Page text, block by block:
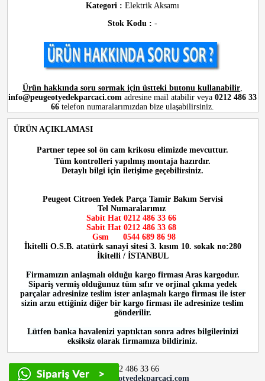
Kategori : Elektrik Aksamı
Stok Kodu : -
Ürün hakkında soru sormak için üstteki butonu kullanabilir
info@peugeotyedekparcaci.com adresine mail atabilir veya 0212 486 33
66 telefon numaralarımızdan bize ulaşabilirsiniz.
ÜRÜN AÇIKLAMASI
Partner tepee sol ön cam krikosu elimizde mevcuttur.
Tüm kontrolleri yapılmış montaja hazırdır.
Detaylı bilgi için iletişime geçebilirsiniz.
Peugeot Citroen Yedek Parça Tamir Bakım Servisi
Tel Numaralarımız
Sabit Hat 0212 486 33 66
Sabit Hat 0212 486 33 68
Gsm 0544 689 86 98
İkitelli O.S.B. atatürk sanayi sitesi 3. kısım 10. sokak no:280
İkitelli / İSTANBUL
Firmamızın anlaşmalı olduğu kargo firması Aras kargodur.
Sipariş vermiş olduğunuz tüm sıfır ve orjinal çıkma yedek
parçalar adresinize teslim ister anlaşmalı kargo firması ile ister
sizin arzu ettiğiniz diğer bir kargo firması ile adresinize teslim
gönderilir.
Lütfen banka havalenizi yaptıktan sonra adres bilgilerinizi
eksiksiz olarak firmamıza bildiriniz.
0212 486 33 66
info@peugeotyedekparcaci.com